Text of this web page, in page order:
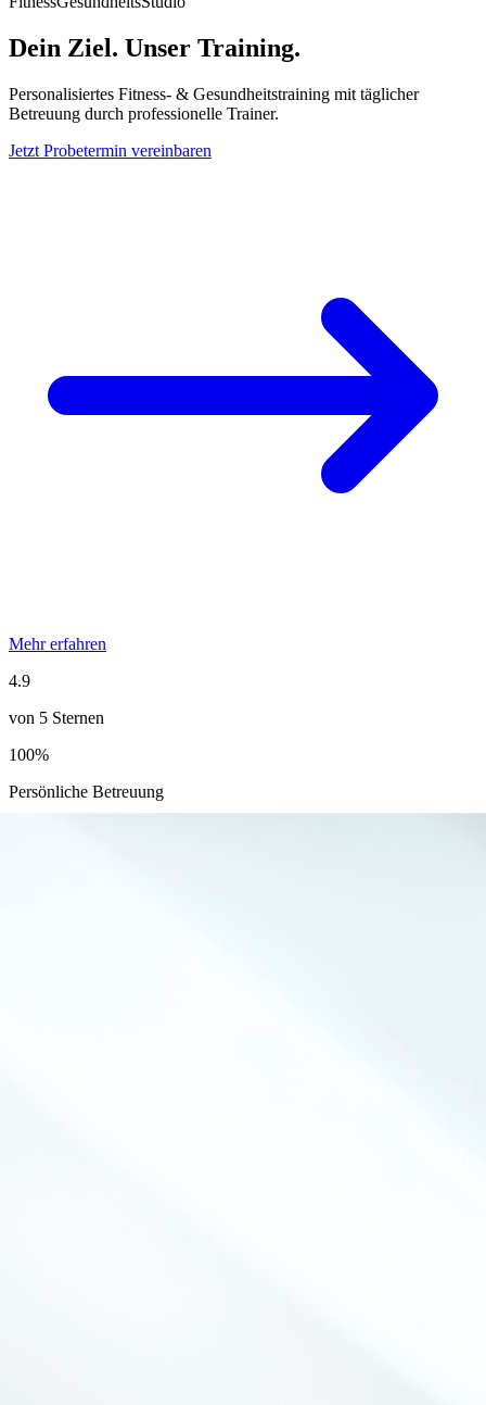
Dein Ziel. Unser Training.
Personalisiertes Fitness- & Gesundheitstraining mit täglicher
Betreuung durch professionelle Trainer.
Jetzt Probetermin vereinbaren
Mehr erfahren
4.9
von 5 Sternen
100%
Persönliche Betreuung